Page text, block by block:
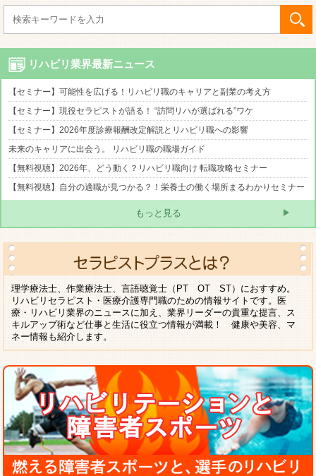
リハビリ業界最新ニュース
【セミナー】可能性を広げる！リハビリ職のキャリアと副業の考え方
【セミナー】現役セラピストが語る！ “訪問リハが選ばれる”ワケ
【セミナー】2026年度診療報酬改定解説とリハビリ職への影響
未来のキャリアに出会う。 リハビリ職の職場ガイド
【無料視聴】2026年、どう動く？リハビリ職向け 転職攻略セミナー
【無料視聴】自分の適職が見つかる？！栄養士の働く場所まるわかりセミナー
もっと見る
理学療法士、作業療法士、言語聴覚士（PT OT ST）におすすめ。
リハビリセラピスト・医療介護専門職のための情報サイトです。医
療・リハビリ業界のニュースに加え、業界リーダーの貴重な提言、ス
キルアップ術など仕事と生活に役立つ情報が満載！ 健康や美容、マ
ネー情報も紹介します。